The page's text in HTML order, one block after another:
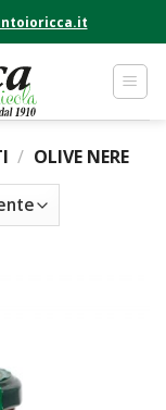
/ OLIVE NERE